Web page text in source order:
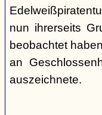
nun ihrerseits
beobachtet
an
auszeichnete.